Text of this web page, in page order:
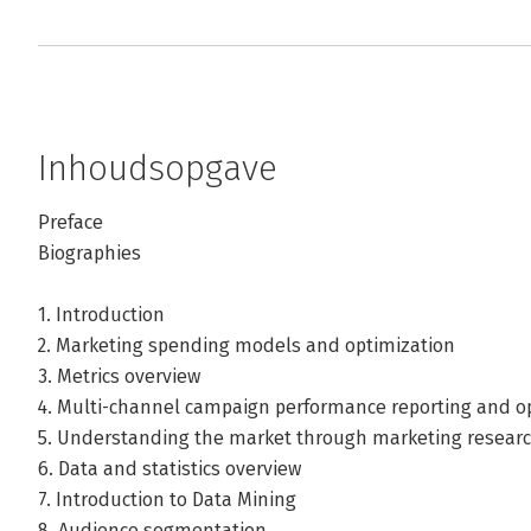
Inhoudsopgave
Preface
Biographies
1. Introduction
2. Marketing spending models and optimization
3. Metrics overview
4. Multi-channel campaign performance reporting and
5. Understanding the market through marketing
6. Data and statistics overview
7. Introduction to Data Mining